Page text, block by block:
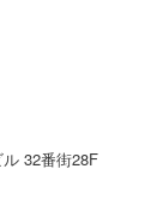
32番街28F